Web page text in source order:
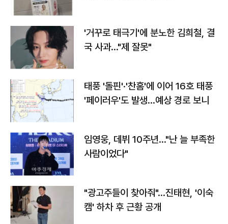
'거꾸로 태극기'에 분노한 김희철, 결
국 사과…"제 잘못"
태풍 '돌핀'·'찬홈'에 이어 16호 태풍
'페이러우'도 발생…예상 경로 보니
임영웅, 데뷔 10주년…"난 늘 부족한
사람이었다"
"광고주들이 찾아줘"…진태현, '이숙
캠' 하차 후 근황 공개